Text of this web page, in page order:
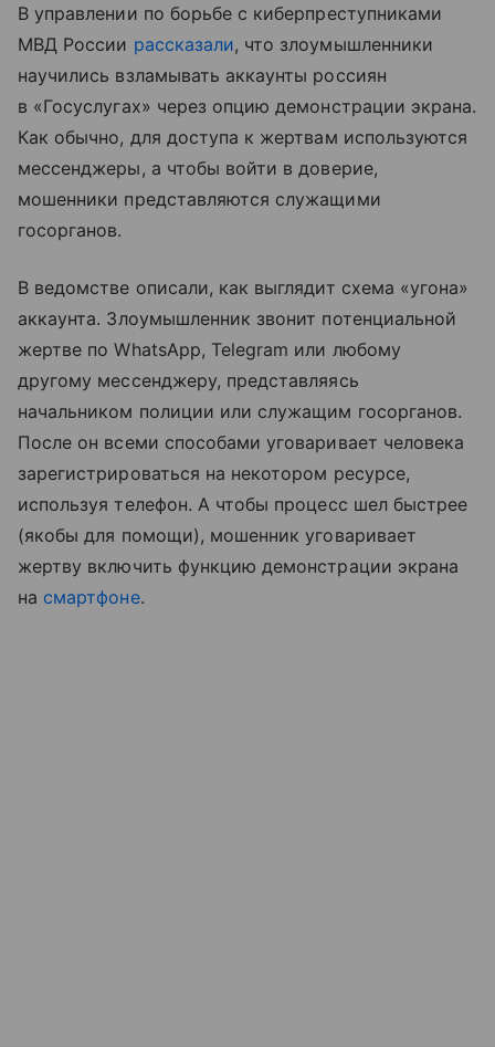
В управлении по борьбе с киберпреступниками
МВД России рассказали, что злоумышленники
научились взламывать аккаунты россиян
в «Госуслугах» через опцию демонстрации экрана.
Как обычно, для доступа к жертвам используются
мессенджеры, а чтобы войти в доверие,
мошенники представляются служащими
госорганов.
В ведомстве описали, как выглядит схема «угона»
аккаунта. Злоумышленник звонит потенциальной
жертве по WhatsApp, Telegram или любому
другому мессенджеру, представляясь
начальником полиции или служащим госорганов.
После он всеми способами уговаривает человека
зарегистрироваться на некотором ресурсе,
используя телефон. А чтобы процесс шел быстрее
(якобы для помощи), мошенник уговаривает
жертву включить функцию демонстрации экрана
на смартфоне.